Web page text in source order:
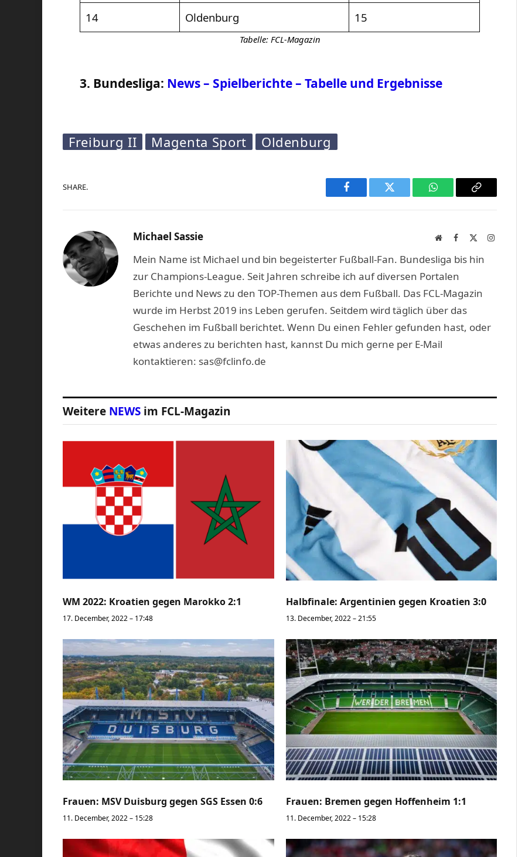
14
Oldenburg 15
Tabelle: FCL-Magazin
3. Bundesliga: News – Spielberichte – Tabelle und Ergebnisse
Freiburg II Magenta Sport Oldenburg
SHARE.
Facebook Twitter WhatsAppCopy
Michael Sassie WebsiteFacebook
Mein Name ist Michael und bin begeisterter Fußball-Fan. Bundesliga bis hin
zur Champions-League. Seit Jahren schreibe ich auf diversen Portalen
Berichte und News zu den TOP-Themen aus dem Fußball. Das FCL-Magazin
wurde im Herbst 2019 ins Leben gerufen. Seitdem wird täglich über das
Geschehen im Fußball berichtet. Wenn Du einen Fehler gefunden hast, oder
etwas anderes zu berichten hast, kannst Du mich gerne per E-Mail
kontaktieren: sas@fclinfo.de
Weitere NEWS im FCL-Magazin
WM 2022: Kroatien gegen Marokko 2:1
17. December, 2022 – 17:48
Halbfinale: Argentinien gegen Kroatien 3:0
13. December, 2022 – 21:55
Frauen: MSV Duisburg gegen SGS Essen 0:6
11. December, 2022 – 15:28
Frauen: Bremen gegen Hoffenheim 1:1
11. December, 2022 – 15:28